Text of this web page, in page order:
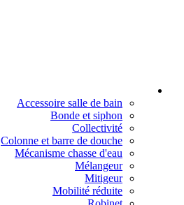
Accessoire salle de bain
Bonde et siphon
Collectivité
Colonne et barre de douche
Mécanisme chasse d'eau
Mélangeur
Mitigeur
Mobilité réduite